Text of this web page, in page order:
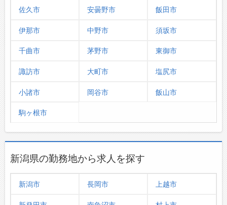
お問い合わせ
よくあるご質問
佐久市 安曇野市 飯田市
伊那市 中野市 須坂市
千曲市 茅野市 東御市
諏訪市 大町市 塩尻市
小諸市 岡谷市 飯山市
駒ヶ根市
新潟県の勤務地から求人を探す
新潟市 長岡市 上越市